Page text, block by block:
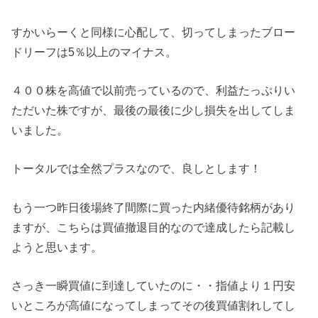
すかいらーくと同様に心配して、切ってしまったブロー
ドリーフは5％以上のマイナス。
４００株を高値で以前売っているので、利益たっぷりい
ただいた株ですが、最後の最後に少し損失を出してしま
いました。
トータルでは全然プラスなので、良しとします！
もう一つ昨日後場終了間際に買った内緒優待銘柄があり
ますが、こちらは買値撤退目的なので達成したら記載し
ようと思います。
さっき一瞬買値に到達していたのに・・指値より１円安
いところが高値になってしまってその後買値割れしてし